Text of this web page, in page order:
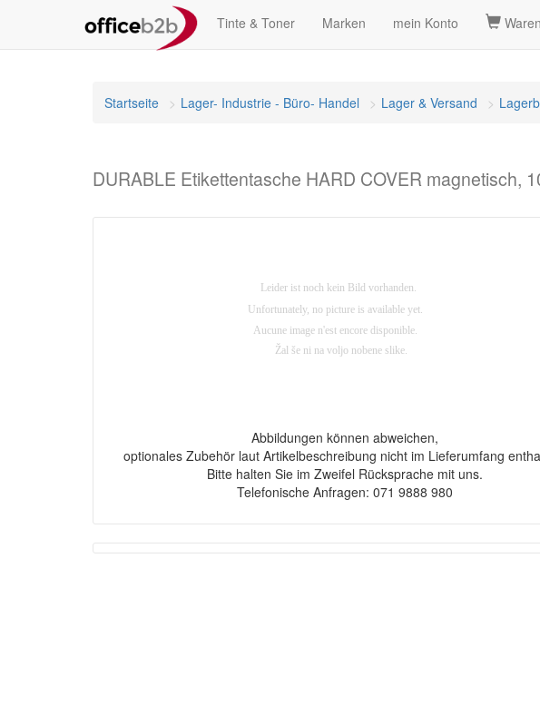
Tinte & Toner Marken mein Konto
Startseite Lager- Industrie - Büro- Handel Lager & Versand
DURABLE Etikettentasche HARD COVER magnetisch,
Abbildungen können abweichen,
optionales Zubehör laut Artikelbeschreibung nicht im Lieferumfang
Bitte halten Sie im Zweifel Rücksprache mit uns.
Telefonische Anfragen: 071 9888 980